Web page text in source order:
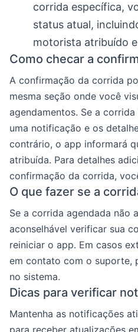
corrida específica,
status atual,
motorista atribuído
Como checar a
A confirmação da corrida
mesma seção onde você
agendamentos. Se a
uma notificação e os
contrário, o app informará
atribuída. Para detalhes
confirmação da corrida,
O que fazer se a
Se a corrida agendada não
aconselhável verificar sua
reiniciar o app. Em casos
em contato com o suporte,
no sistema.
Dicas para verificar
Mantenha as notificações
para receber atualizações